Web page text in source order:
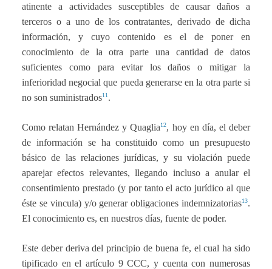
atinente a actividades susceptibles de causar daños a
terceros o a uno de los contratantes, derivado de dicha
información, y cuyo contenido es el de poner en
conocimiento de la otra parte una cantidad de datos
suficientes como para evitar los daños o mitigar la
inferioridad negocial que pueda generarse en la otra parte si
no son suministrados11.
Como relatan Hernández y Quaglia12, hoy en día, el deber
de información se ha constituido como un presupuesto
básico de las relaciones jurídicas, y su violación puede
aparejar efectos relevantes, llegando incluso a anular el
consentimiento prestado (y por tanto el acto jurídico al que
éste se vincula) y/o generar obligaciones indemnizatorias13.
El conocimiento es, en nuestros días, fuente de poder.
Este deber deriva del principio de buena fe, el cual ha sido
tipificado en el artículo 9 CCC, y cuenta con numerosas